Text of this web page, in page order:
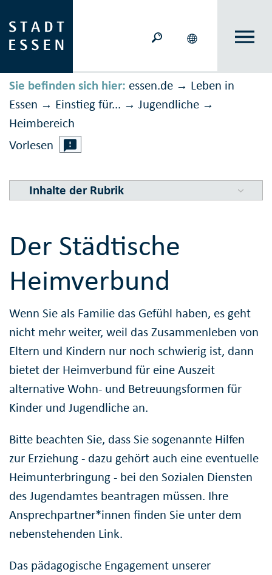
Sie befinden sich hier: essen.de → Leben in
Essen → Einstieg für... → Jugendliche →
Heimbereich
Vorlesen
Inhalte der Rubrik
Der Städtische
Heimverbund
Wenn Sie als Familie das Gefühl haben, es geht
nicht mehr weiter, weil das Zusammenleben von
Eltern und Kindern nur noch schwierig ist, dann
bietet der Heimverbund für eine Auszeit
alternative Wohn- und Betreuungsformen für
Kinder und Jugendliche an.
Bitte beachten Sie, dass Sie sogenannte Hilfen
zur Erziehung - dazu gehört auch eine eventuelle
Heimunterbringung - bei den Sozialen Diensten
des Jugendamtes beantragen müssen. Ihre
Ansprechpartner*innen finden Sie unter dem
nebenstehenden Link.
Das pädagogische Engagement unserer